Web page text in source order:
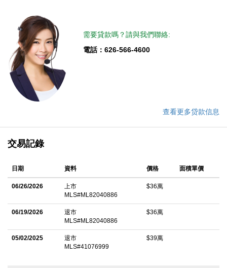
需要貸款嗎？請與我們聯絡:
電話：626-566-4600
查看更多贷款信息
交易記錄
日期 資料 價格 面積單價
06/26/2026
上市
MLS#ML82040886
$36萬
06/19/2026
退市
MLS#ML82040886
$36萬
05/02/2025
退市
MLS#41076999
$39萬